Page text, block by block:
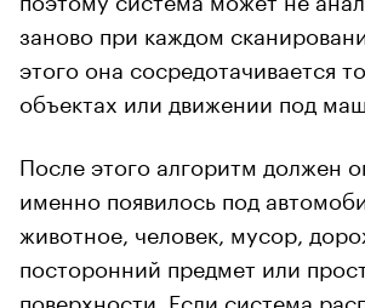
заново при каждом
этого она сосредотачивается
объектах или движении под
После этого алгоритм должен
именно появилось под
животное, человек, мусор,
посторонний предмет или
поверхности. Если система